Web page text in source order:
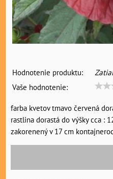
Hodnotenie produktu:
Vaše hodnotenie:
farba kvetov tmavo červená
rastlina dorastá do výšky cca :
zakorenený v 17 cm